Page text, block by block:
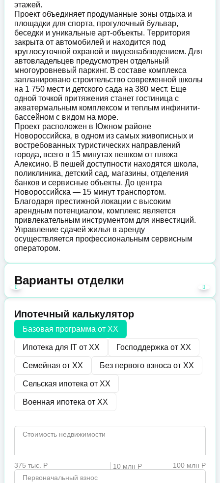
этажей.
Проект объединяет продуманные зоны отдыха и
площадки для спорта, прогулочный бульвар,
беседки и уникальные арт-объекты. Территория
закрыта от автомобилей и находится под
круглосуточной охраной и видеонаблюдением. Для
автовладельцев предусмотрен отдельный
многоуровневый паркинг. В составе комплекса
запланировано строительство современной школы
на 1 750 мест и детского сада на 380 мест. Еще
одной точкой притяжения станет гостиница с
акватермальным комплексом и теплым инфинити-
бассейном с видом на море.
Проект расположен в Южном районе
Новороссийска, в одном из самых живописных и
востребованных туристических направлений
города, всего в 15 минутах пешком от пляжа
Алексино. В пешей доступности находятся школа,
поликлиника, детский сад, магазины, отделения
банков и сервисные объекты. До центра
Новороссийска — 15 минут транспортом.
Благодаря престижной локации с высоким
арендным потенциалом, комплекс является
привлекательным инструментом для инвестиций.
Управление сдачей жилья в аренду
осуществляется профессиональным сервисным
оператором.
Варианты отделки
Ипотечный калькулятор
Базовая программа от XX
Ипотека для IT от XX Господдержка от XX
Семейная от XX Без первого взноса от XX
Сельская ипотека от XX
Военная ипотека от XX
Стоимость недвижимости
375 тыс. Р 10 млн Р
100 млн Р
Первоначальный взнос